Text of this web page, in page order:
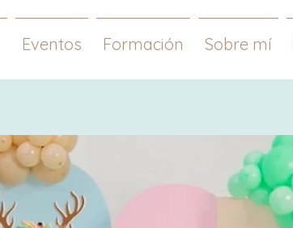
Eventos Formación Sobre mí